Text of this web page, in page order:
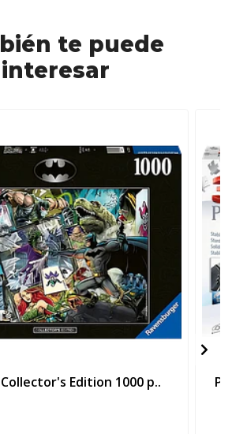
te puede
interesar
Edition 1000 p..